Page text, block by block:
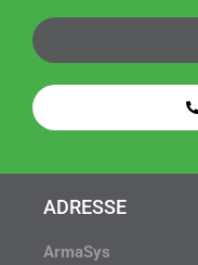
ADRESSE
ArmaSys